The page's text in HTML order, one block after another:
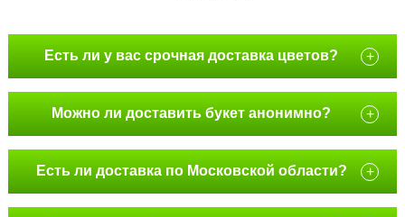
Есть ли у вас срочная доставка цветов? +
Можно ли доставить букет анонимно? +
Есть ли доставка по Московской области? +